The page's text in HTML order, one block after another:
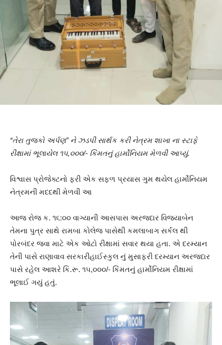
“તેરા તુજકો અર્પણ” ને ઝડપી સાર્થક કરી નેત્રમ શાખા ના સ્ટાફે
રીક્ષામાં ભૂલાયેલ ૧૫,૦૦૦/- કિંમતનું હાર્મોનિયમ મેળવી આપ્યું.
વિશ્વાસ પ્રોજેક્ટનો ફરી એક સફળ પ્રયાસ ગુમ થયેલ હાર્મોનિયમ ​
નેત્રમની મદદથી મેળવી આ
આજ રોજ ક. ૧૬:૦૦ વાગ્યાની આસપાસ અરજદાર વિજ્યાબેન
તેમના પુત્ર સાથે રામબા કોલેજ પાસેથી કમલાબાગ સર્કલ થી
પોરબંદર જવા માટે એક ઓટો રીક્ષામાં સવાર થયા હતા. એ દરમ્યાન
તેની પાસે રાણાવાવ સરકારીહાઈસ્કુલ નું મુસાફરી દરમ્યાન અરજદાર
પાસે રહેલ આશરે કિ.રૂ. ૧૫,૦૦૦/- કિંમતનું હાર્મોનિયમ રીક્ષામાં
ભૂલાઈ ગયું હતું.